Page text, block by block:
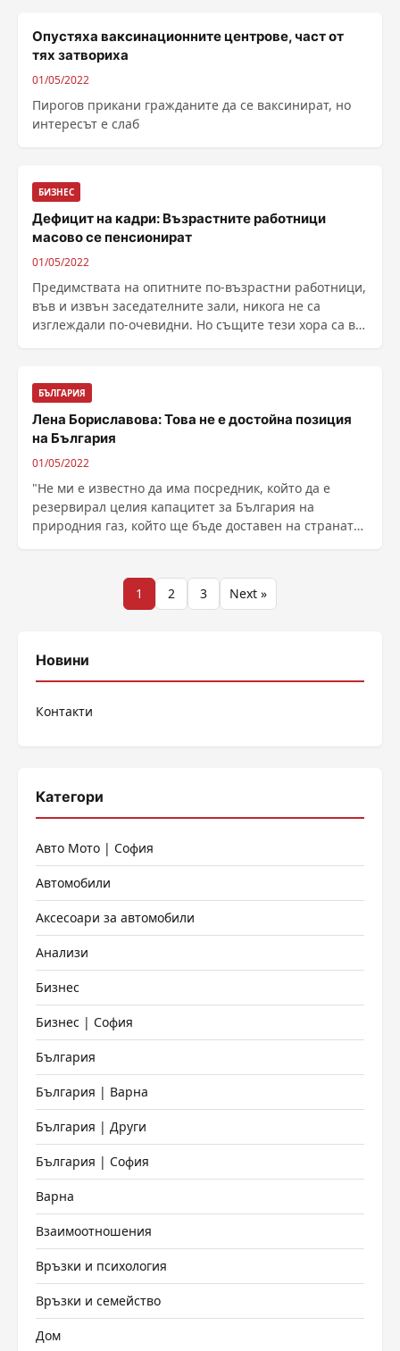
Опустяха ваксинационните центрове, част от
тях затвориха
01/05/2022
Пирогов прикани гражданите да се ваксинират, но
интересът е слаб
БИЗНЕС
Дефицит на кадри: Възрастните работници
масово се пенсионират
01/05/2022
Предимствата на опитните по-възрастни работници,
във и извън заседателните зали, никога не са
изглеждали по-очевидни. Но същите тези хора са в
БЪЛГАРИЯ
Лена Бориславова: Това не е достойна позиция
на България
01/05/2022
"Не ми е известно да има посредник, който да е
резервирал целия капацитет за България на
природния газ, който ще бъде доставен на страната
публикациите
1 2 3 Next »
Новини
Контакти
Категори
Авто Мото | София
Автомобили
Аксесоари за автомобили
Анализи
Бизнес
Бизнес | София
България
България | Варна
България | Други
България | София
Варна
Взаимоотношения
Връзки и психология
Връзки и семейство
Дом